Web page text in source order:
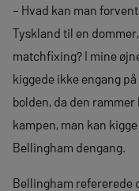
– Hvad kan man
Tyskland til en
matchfixing? I mine
kiggede ikke engang
bolden, da den
kampen, man kan
Bellingham dengang.
Bellingham refererede